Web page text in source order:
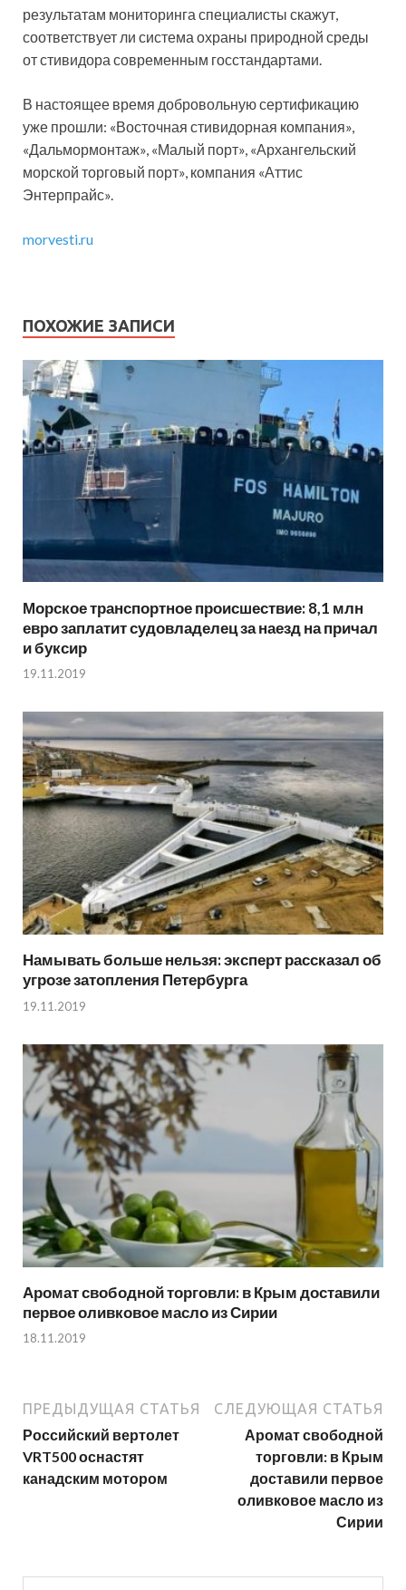
результатам мониторинга специалисты скажут,
соответствует ли система охраны природной среды
от стивидора современным госстандартами.
В настоящее время добровольную сертификацию
уже прошли: «Восточная стивидорная компания»,
«Дальмормонтаж», «Малый порт», «Архангельский
морской торговый порт», компания «Аттис
Энтерпрайс».
morvesti.ru
ПОХОЖИЕ ЗАПИСИ
Морское транспортное происшествие: 8,1 млн
евро заплатит судовладелец за наезд на причал
и буксир
19.11.2019
Намывать больше нельзя: эксперт рассказал об
угрозе затопления Петербурга
19.11.2019
Аромат свободной торговли: в Крым доставили
первое оливковое масло из Сирии
18.11.2019
ПРЕДЫДУЩАЯ СТАТЬЯ
Российский вертолет
VRT500 оснастят
канадским мотором
СЛЕДУЮЩАЯ СТАТЬЯ
Аромат свободной
торговли: в Крым
доставили первое
оливковое масло из
Сирии